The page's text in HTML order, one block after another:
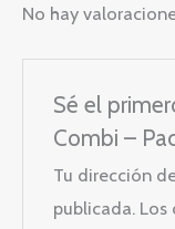
No hay
Sé el
Combi –
Tu dirección
publicada. Los